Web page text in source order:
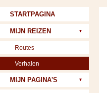
STARTPAGINA
MIJN REIZEN
Routes
Verhalen
MIJN PAGINA'S